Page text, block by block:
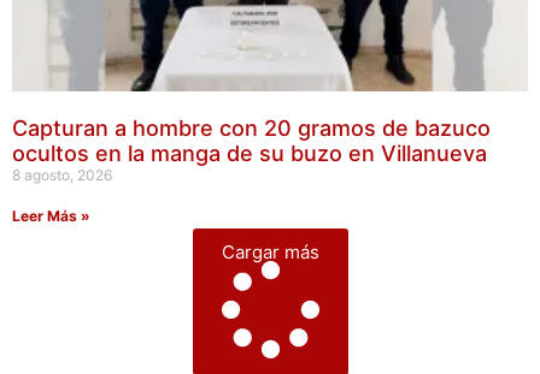
Capturan a hombre con 20 gramos de bazuco
ocultos en la manga de su buzo en Villanueva
8 agosto, 2026
Leer Más »
Cargar más